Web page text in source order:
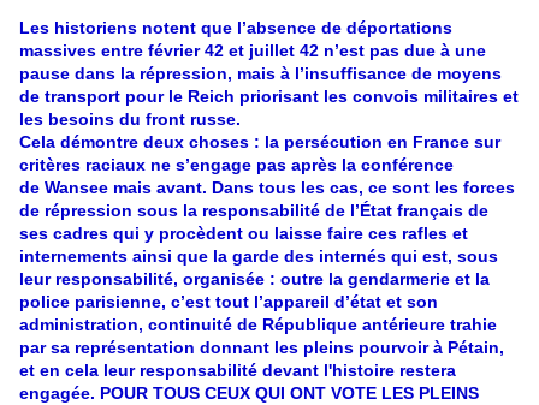
Les historiens notent que l’absence de déportations
massives entre février 42 et juillet 42 n’est pas due à une
pause dans la répression, mais à l’insuffisance de moyens
de transport pour le Reich priorisant les convois militaires et
les besoins du front russe.
Cela démontre deux choses : la persécution en France sur
critères raciaux ne s’engage pas après la conférence
de Wansee mais avant. Dans tous les cas, ce sont les forces
de répression sous la responsabilité de l’État français de
ses cadres qui y procèdent ou laisse faire ces rafles et
internements ainsi que la garde des internés qui est, sous
leur responsabilité, organisée : outre la gendarmerie et la
police parisienne, c’est tout l’appareil d’état et son
administration, continuité de République antérieure trahie
par sa représentation donnant les pleins pourvoir à Pétain,
et en cela leur responsabilité devant l'histoire restera
engagée. POUR TOUS CEUX QUI ONT VOTE LES PLEINS